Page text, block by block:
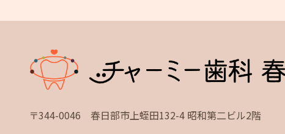
〒344-0046 春日部市上蛭田132-4 昭和第二ビル2階